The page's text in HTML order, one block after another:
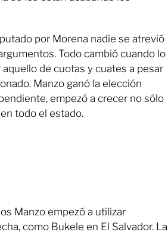
por Morena nadie se atrevió
Todo cambió cuando lo
de cuotas y cuates a pesar
Manzo ganó la elección
empezó a crecer no sólo
todo el estado.
Manzo empezó a utilizar
como Bukele en El Salvador. La